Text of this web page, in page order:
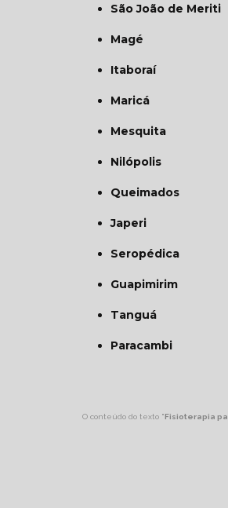
São João de Meriti
Magé
Itaboraí
Maricá
Mesquita
Nilópolis
Queimados
Japeri
Seropédica
Guapimirim
Tanguá
Paracambi
O conteúdo do texto "Fisioterapia